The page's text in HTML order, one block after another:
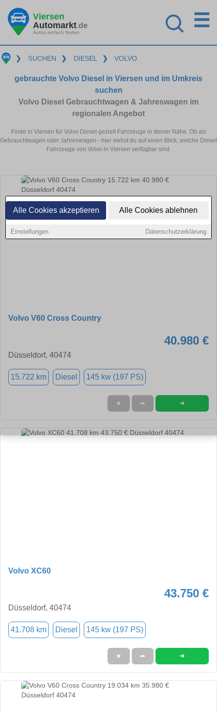
Alle Cookies akzeptieren Alle Cookies ablehnen
Einstellungen Datenschutzerklärung
Viersen
Automarkt.de
Autos einfach finden
☰
❯ SUCHEN ❯ DIESEL ❯ VOLVO
gebrauchte Volvo Diesel in Viersen und im Umkreis
suchen
Volvo Diesel Gebrauchtwagen & Jahreswagen im
regionalen Angebot
Finde in Viersen für Volvo Diesel gezielt Fahrzeuge in deiner Nähe. Ob als
Gebrauchtwagen oder Jahreswagen - hier siehst du auf einen Blick, welche Diesel
Fahrzeuge von Volvo in Viersen verfügbar sind.
Volvo V60 Cross Country
40.980 €
Düsseldorf, 40474
15.722 km Diesel 145 kw (197 PS)
★ ➦ ➜
Volvo XC60
43.750 €
Düsseldorf, 40474
41.708 km Diesel 145 kw (197 PS)
★ ➦ ➜